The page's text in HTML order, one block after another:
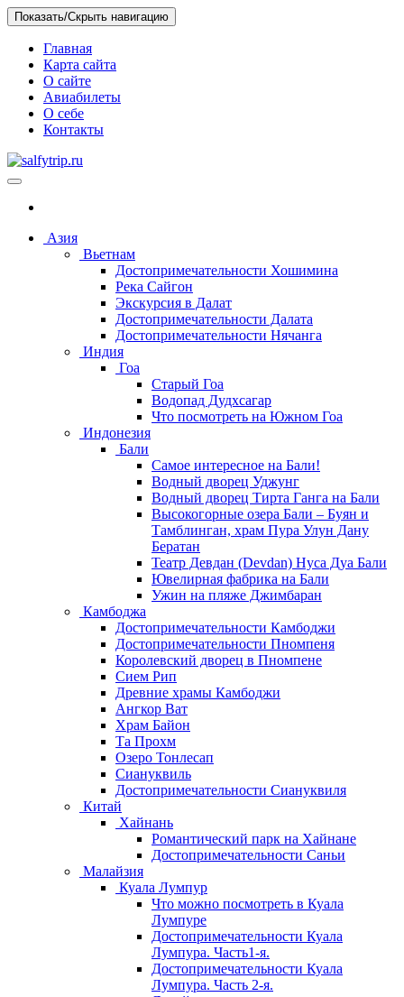
Skip
to
content
Показать/Скрыть навигацию
Главная
Карта сайта
О сайте
Авиабилеты
О себе
Контакты
отелях
Азия
Вьетнам
Достопримечательности Хошимина
Река Сайгон
Экскурсия в Далат
Достопримечательности Далата
Достопримечательности Нячанга
Индия
Гоа
Старый Гоа
Водопад Дудхсагар
Что посмотреть на Южном Гоа
Индонезия
Бали
Самое интересное на Бали!
Водный дворец Уджунг
Водный дворец Тирта Ганга на Бали
Высокогорные озера Бали – Буян и
Тамблинган, храм Пура Улун Дану
Бератан
Театр Девдан (Devdan) Нуса Дуа Бали
Ювелирная фабрика на Бали
Ужин на пляже Джимбаран
Камбоджа
Достопримечательности Камбоджи
Достопримечательности Пномпеня
Королевский дворец в Пномпене
Сием Рип
Древние храмы Камбоджи
Ангкор Ват
Храм Байон
Та Прохм
Озеро Тонлесап
Сиануквиль
Достопримечательности Сиануквиля
Китай
Хайнань
Романтический парк на Хайнане
Достопримечательности Саньи
Малайзия
Куала Лумпур
Что можно посмотреть в Куала
Лумпуре
Достопримечательности Куала
Лумпура. Часть1-я.
Достопримечательности Куала
Лумпура. Часть 2-я.